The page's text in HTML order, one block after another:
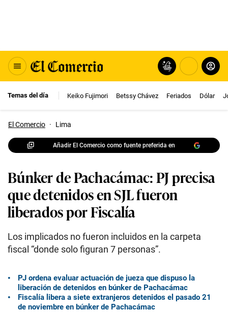
Temas del día Keiko Fujimori Betssy Chávez Feriados Dólar
El Comercio · Lima
Añadir El Comercio como fuente preferida en
Búnker de Pachacámac: PJ precisa
que detenidos en SJL fueron
liberados por Fiscalía
Los implicados no fueron incluidos en la carpeta
fiscal “donde solo figuran 7 personas”.
PJ ordena evaluar actuación de jueza que dispuso la
liberación de detenidos en búnker de Pachacámac
Fiscalía libera a siete extranjeros detenidos el pasado 21
de noviembre en búnker de Pachacámac